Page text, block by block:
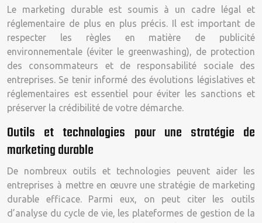
Le marketing durable est soumis à un cadre légal et
réglementaire de plus en plus précis. Il est important de
respecter les règles en matière de publicité
environnementale (éviter le greenwashing), de protection
des consommateurs et de responsabilité sociale des
entreprises. Se tenir informé des évolutions législatives et
réglementaires est essentiel pour éviter les sanctions et
préserver la crédibilité de votre démarche.
Outils et technologies pour une stratégie de
marketing durable
De nombreux outils et technologies peuvent aider les
entreprises à mettre en œuvre une stratégie de marketing
durable efficace. Parmi eux, on peut citer les outils
d’analyse du cycle de vie, les plateformes de gestion de la